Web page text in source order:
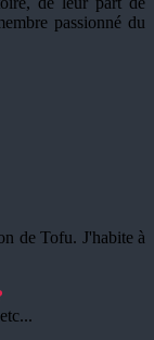
passionné du
de Tofu. J'habite à